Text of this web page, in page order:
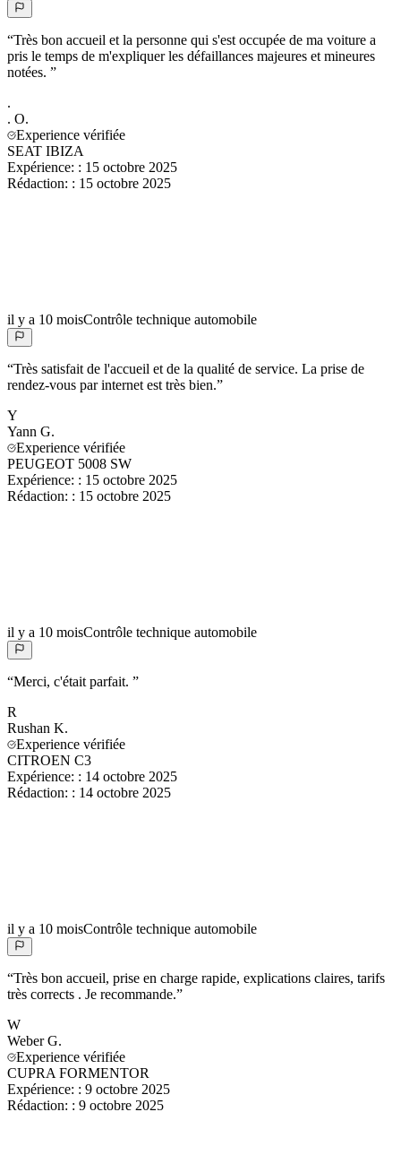
“Très bon accueil et la personne qui s'est occupée de ma voiture a
pris le temps de m'expliquer les défaillances majeures et mineures
notées. ”
.
. O.
Experience vérifiée
SEAT IBIZA
Expérience: : 15 octobre 2025
Rédaction: : 15 octobre 2025
il y a 10 moisContrôle technique automobile
“Très satisfait de l'accueil et de la qualité de service. La prise de
rendez-vous par internet est très bien.”
Y
Yann G.
Experience vérifiée
PEUGEOT 5008 SW
Expérience: : 15 octobre 2025
Rédaction: : 15 octobre 2025
il y a 10 moisContrôle technique automobile
“Merci, c'était parfait. ”
R
Rushan K.
Experience vérifiée
CITROEN C3
Expérience: : 14 octobre 2025
Rédaction: : 14 octobre 2025
il y a 10 moisContrôle technique automobile
“Très bon accueil, prise en charge rapide, explications claires, tarifs
très corrects . Je recommande.”
W
Weber G.
Experience vérifiée
CUPRA FORMENTOR
Expérience: : 9 octobre 2025
Rédaction: : 9 octobre 2025